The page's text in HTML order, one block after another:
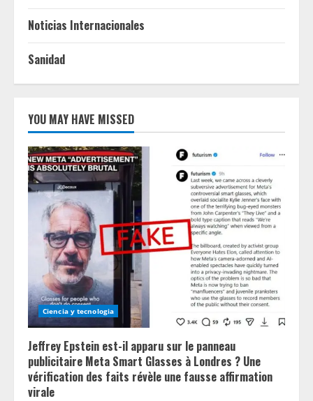
Noticias Internacionales
Sanidad
YOU MAY HAVE MISSED
Ciencia y tecnologia
Jeffrey Epstein est-il apparu sur le panneau
publicitaire Meta Smart Glasses à Londres ? Une
vérification des faits révèle une fausse affirmation
virale